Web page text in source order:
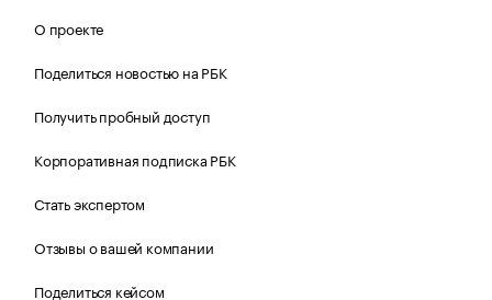
О проекте
Поделиться новостью на РБК
Получить пробный доступ
Корпоративная подписка РБК
Стать экспертом
Отзывы о вашей компании
Поделиться кейсом